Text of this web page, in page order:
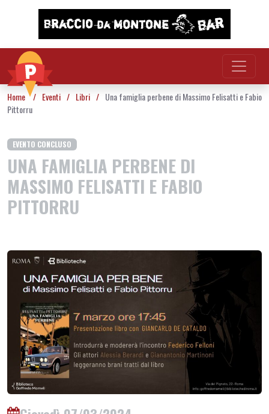
Vai al contenuto
Home / Eventi / Libri / Una famiglia perbene di Massimo Felisatti e Fabio
Pittorru
EVENTO CONCLUSO
UNA FAMIGLIA PERBENE DI
MASSIMO FELISATTI E FABIO
PITTORRU